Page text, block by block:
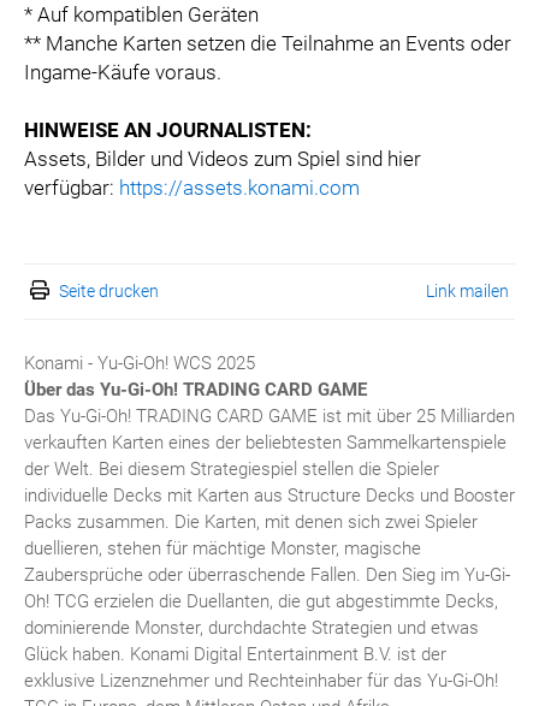
* Auf kompatiblen Geräten
** Manche Karten setzen die Teilnahme an Events oder
Ingame-Käufe voraus.
HINWEISE AN JOURNALISTEN:
Assets, Bilder und Videos zum Spiel sind hier
verfügbar: https://assets.konami.com
Seite drucken Link mailen
Konami - Yu-Gi-Oh! WCS 2025
Über das Yu-Gi-Oh! TRADING CARD GAME
Das Yu-Gi-Oh! TRADING CARD GAME ist mit über 25 Milliarden
verkauften Karten eines der beliebtesten Sammelkartenspiele
der Welt. Bei diesem Strategiespiel stellen die Spieler
individuelle Decks mit Karten aus Structure Decks und Booster
Packs zusammen. Die Karten, mit denen sich zwei Spieler
duellieren, stehen für mächtige Monster, magische
Zaubersprüche oder überraschende Fallen. Den Sieg im Yu-Gi-
Oh! TCG erzielen die Duellanten, die gut abgestimmte Decks,
dominierende Monster, durchdachte Strategien und etwas
Glück haben. Konami Digital Entertainment B.V. ist der
exklusive Lizenznehmer und Rechteinhaber für das Yu-Gi-Oh!